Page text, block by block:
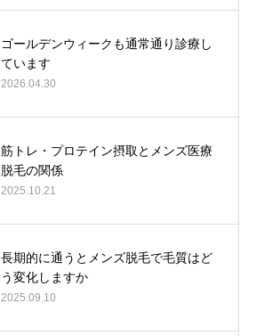
ゴールデンウィークも通常通り診療し
ています
2026.04.30
筋トレ・プロテイン摂取とメンズ医療
脱毛の関係
2025.10.21
長期的に通うとメンズ脱毛で毛質はど
う変化しますか
2025.09.10